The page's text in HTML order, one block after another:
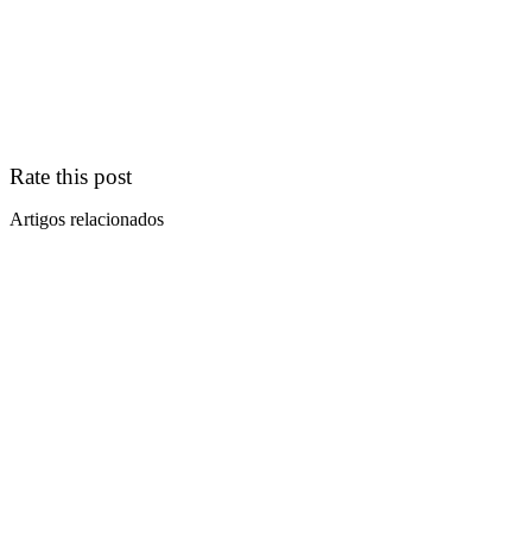
Rate this post
Artigos relacionados